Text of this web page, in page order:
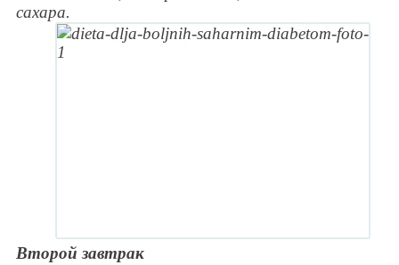
сахара.
Второй завтрак